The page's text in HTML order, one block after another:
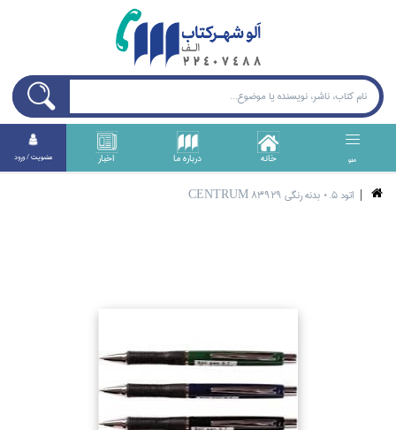
منو خانه درباره ما اخبار عضويت / ورود
اتود 0.5 بدنه رنگي CENTRUM 83929